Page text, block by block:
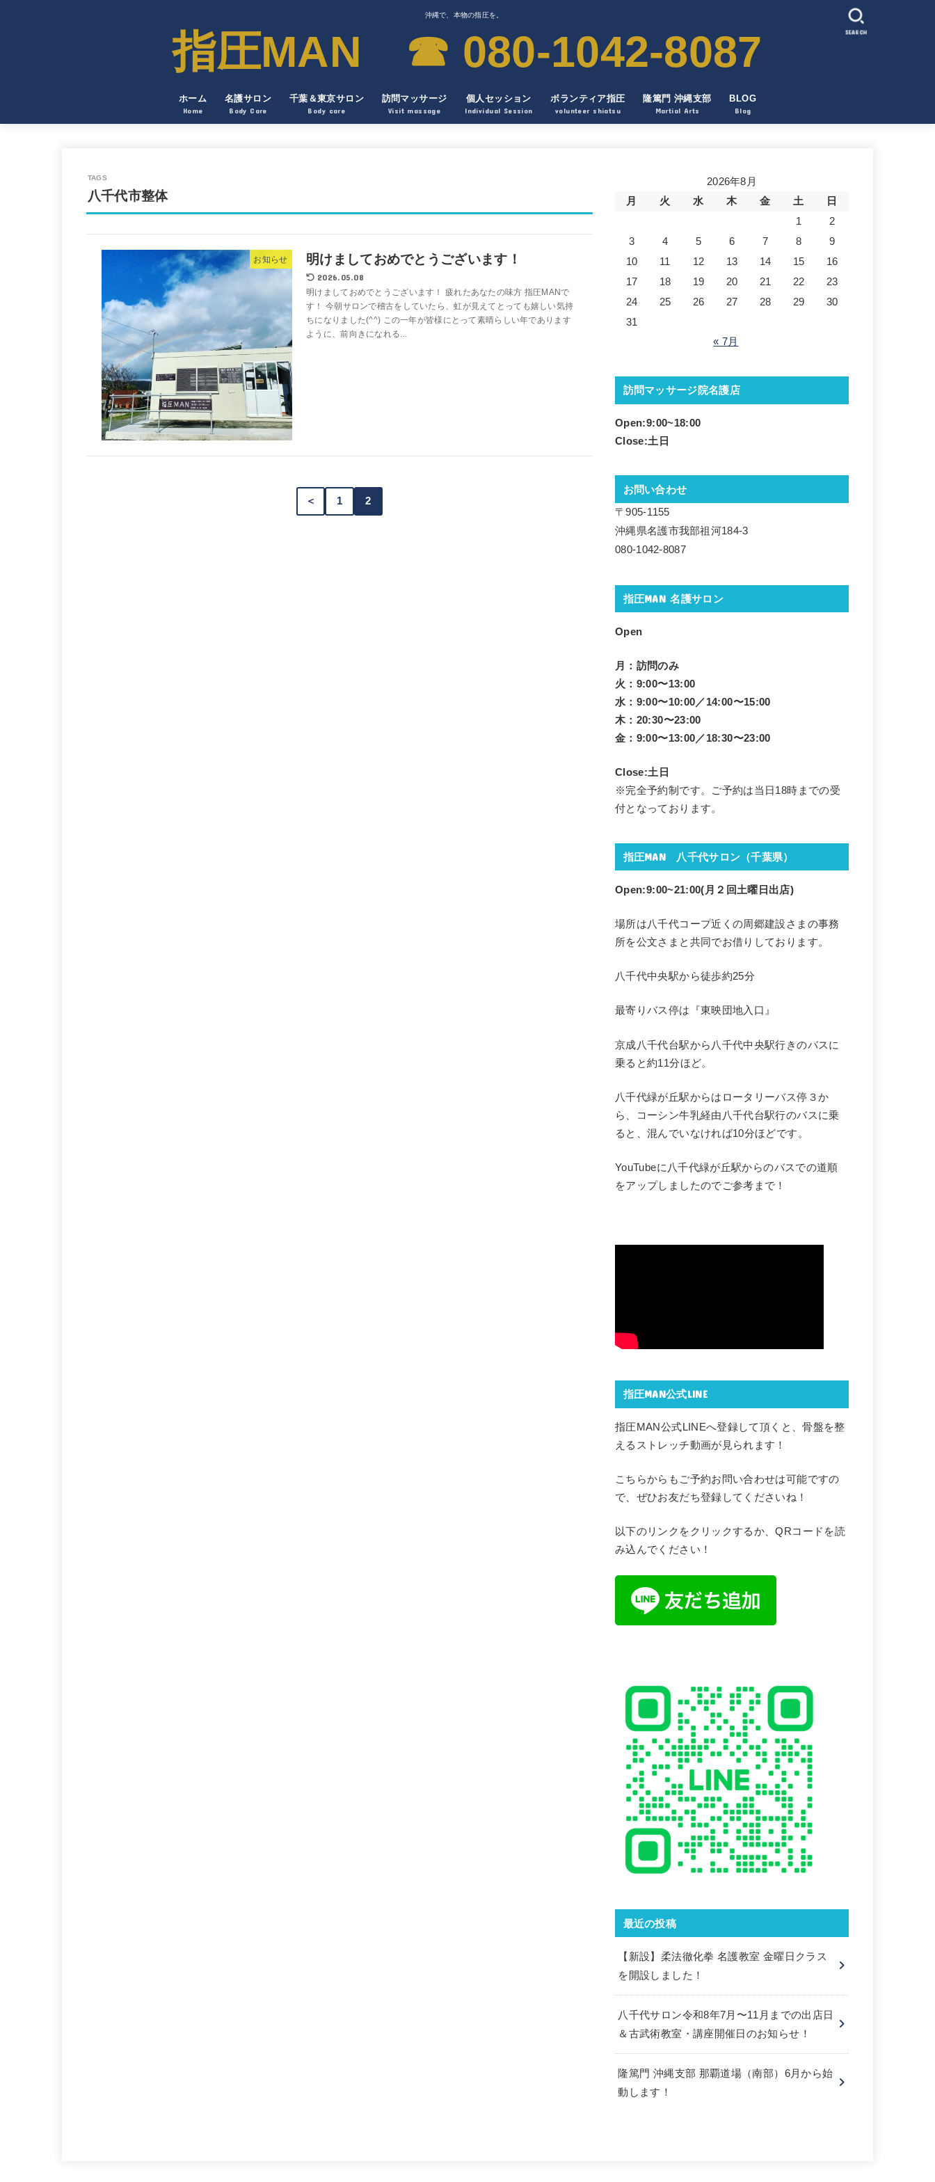
沖縄で、本物の指圧を。
指圧MAN ☎︎ 080-1042-8087
ホーム
Home
名護サロン
Body Care
千葉＆東京サロン
Body care
訪問マッサージ
Visit massage
個人セッション
Individual Session
ボランティア指圧
volunteer shiatsu
隆篤門 沖縄支部
Martial Arts
BLOG
Blog
SEARCH
八千代市整体
お知らせ 明けましておめでとうございます！
2026.05.08
明けましておめでとうございます！ 疲れたあなたの味方 指圧MANで
す！ 今朝サロンで稽古をしていたら、虹が見えてとっても嬉しい気持
ちになりました(^^) この一年が皆様にとって素晴らしい年であります
ように、前向きになれる...
＜ 1 2
2026年8月
月
火 水 木 金 土
日
1
2
3
4 5 6 7 8
9
10
11 12 13 14 15
16
17
18 19 20 21 22
23
24
25 26 27 28 29
30
31
« 7月
訪問マッサージ院名護店
Open:9:00~18:00
Close:土日
お問い合わせ
〒905-1155
沖縄県名護市我部祖河184-3
080-1042-8087
指圧MAN 名護サロン
Open
月：訪問のみ
火：9:00〜13:00
水：9:00〜10:00／14:00〜15:00
木：20:30〜23:00
金：9:00〜13:00／18:30〜23:00
Close:土日
※完全予約制です。ご予約は当日18時までの受
付となっております。
指圧MAN 八千代サロン（千葉県）
Open:9:00~21:00(月２回 土曜日出店)
場所は八千代コープ近くの周郷建設さまの事務
所を公文さまと共同でお借りしております。
八千代中央駅から徒歩約25分
最寄りバス停は『東映団地入口』
京成八千代台駅から八千代中央駅行きのバスに
乗ると約11分ほど。
八千代緑が丘駅からはロータリーバス停３か
ら、コーシン牛乳経由八千代台駅行のバスに乗
ると、混んでいなければ10分ほどです。
YouTubeに八千代緑が丘駅からのバスでの道順
をアップしましたのでご参考まで！
指圧MAN公式LINE
指圧MAN公式LINEへ登録して頂くと、骨盤を整
えるストレッチ動画が見られます！
こちらからもご予約お問い合わせは可能ですの
で、ぜひお友だち登録してくださいね！
以下のリンクをクリックするか、QRコードを読
み込んでください！
最近の投稿
【新設】柔法徹化拳 名護教室 金曜日クラス
を開設しました！
八千代サロン令和8年7月〜11月までの出店日
＆古武術教室・講座開催日のお知らせ！
隆篤門 沖縄支部 那覇道場（南部）6月から始
動します！